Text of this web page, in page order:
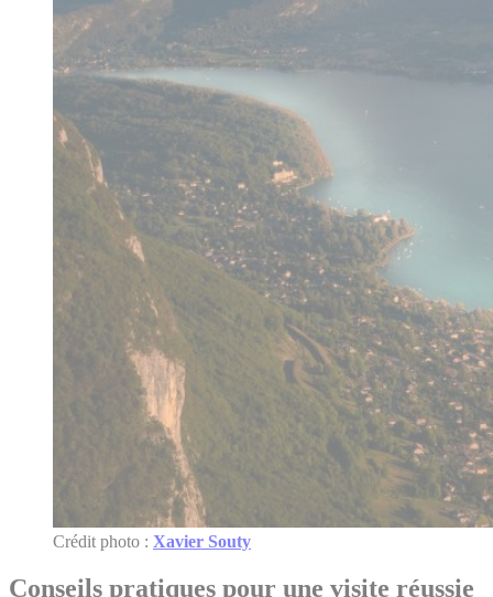
Crédit photo : Xavier Souty
Conseils pratiques pour une visite réussie